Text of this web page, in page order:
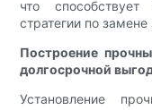
что
стратегии по
Построение
долгосрочной
Установление